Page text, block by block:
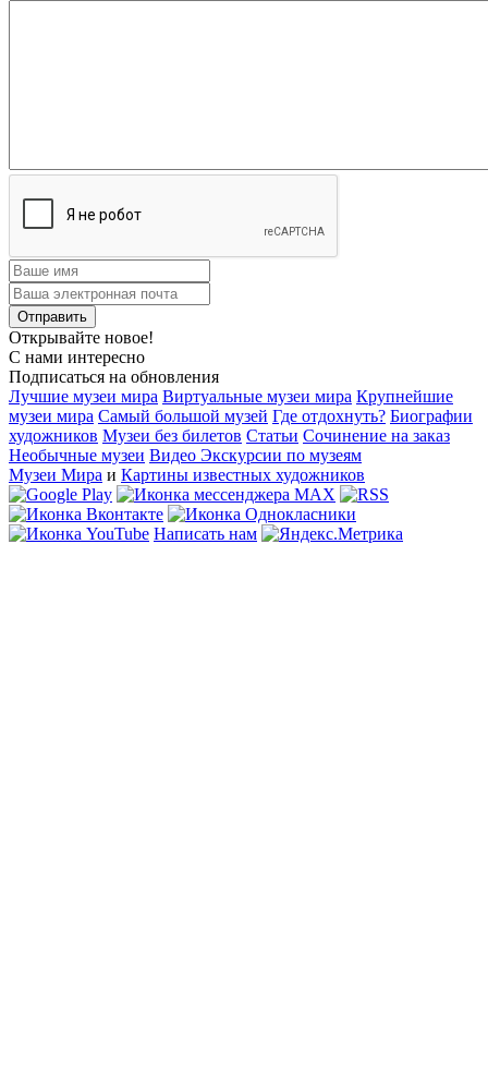
Открывайте новое!
С нами интересно
Подписаться на обновления
Лучшие музеи мира Виртуальные музеи мира Крупнейшие
музеи мира Самый большой музей Где отдохнуть? Биографии
художников Музеи без билетов Статьи Сочинение на заказ
Необычные музеи Видео Экскурсии по музеям
Музеи Мира и Картины известных художников
Написать нам